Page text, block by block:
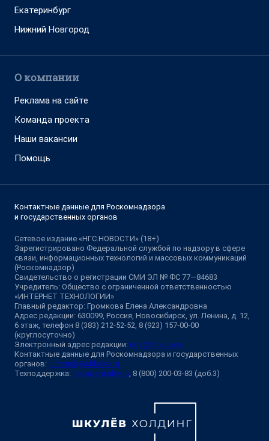
Екатеринбург
Нижний Новгород
О компании
Реклама на сайте
Команда проекта
Наши вакансии
Помощь
Контактные данные для Роскомнадзора
и государственных органов
Сетевое издание «НГС.НОВОСТИ» (18+)
Зарегистрировано Федеральной службой по надзору в сфере
связи, информационных технологий и массовых коммуникаций
(Роскомнадзор)
Свидетельство о регистрации СМИ ЭЛ № ФС 77—84683
Учредитель: Общество с ограниченной ответственностью
«ИНТЕРНЕТ ТЕХНОЛОГИИ»
Главный редактор: Громкова Елена Александровна
Адрес редакции: 630099, Россия, Новосибирск, ул. Ленина, д. 12,
6 этаж, телефон 8 (383) 212-52-52, 8 (923) 157-00-00
(круглосуточно)
Электронный адрес редакции: ngs@shkulev.ru
Контактные данные для Роскомнадзора и государственных
органов: juristnsk@shkulev.ru
Техподдержка: help@shkulev.ru, 8 (800) 200-03-83 (доб.3)